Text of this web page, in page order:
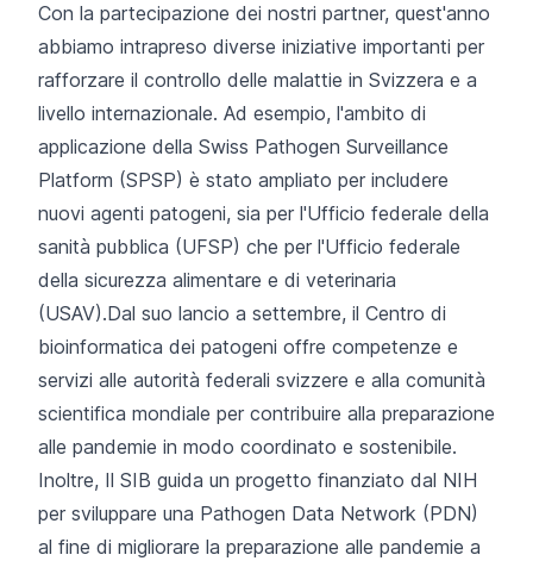
Con la partecipazione dei nostri partner, quest'anno
abbiamo intrapreso diverse iniziative importanti per
rafforzare il controllo delle malattie in Svizzera e a
livello internazionale. Ad esempio, l'ambito di
applicazione della Swiss Pathogen Surveillance
Platform (SPSP) è stato ampliato per includere
nuovi agenti patogeni, sia per l'Ufficio federale della
sanità pubblica (UFSP) che per l'Ufficio federale
della sicurezza alimentare e di veterinaria
(USAV).Dal suo lancio a settembre, il Centro di
bioinformatica dei patogeni offre competenze e
servizi alle autorità federali svizzere e alla comunità
scientifica mondiale per contribuire alla preparazione
alle pandemie in modo coordinato e sostenibile.
Inoltre, Il SIB guida un progetto finanziato dal NIH
per sviluppare una Pathogen Data Network (PDN)
al fine di migliorare la preparazione alle pandemie a